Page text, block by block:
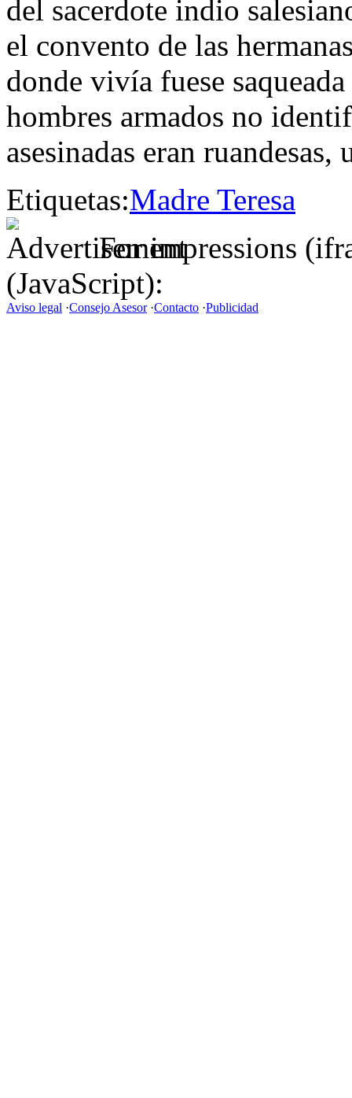
del sacerdote indio
el convento de las
donde vivía fuese
hombres armados no
asesinadas eran
Etiquetas:Madre Teresa
For impressions
(JavaScript):
Aviso legal ·Consejo Asesor·Contacto ·Publicidad